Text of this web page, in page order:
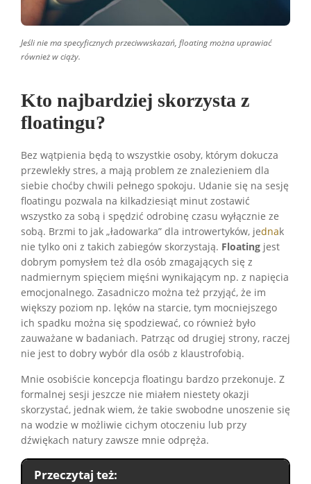
Jeśli nie ma specyficznych przeciwwskazań, floating można uprawiać
również w ciąży.
Kto najbardziej skorzysta z
floatingu?
Bez wątpienia będą to wszystkie osoby, którym dokucza
przewlekły stres, a mają problem ze znalezieniem dla
siebie choćby chwili pełnego spokoju. Udanie się na sesję
floatingu pozwala na kilkadziesiąt minut zostawić
wszystko za sobą i spędzić odrobinę czasu wyłącznie ze
sobą. Brzmi to jak „ładowarka” dla introwertyków, jednak
nie tylko oni z takich zabiegów skorzystają. Floating jest
dobrym pomysłem też dla osób zmagających się z
nadmiernym spięciem mięśni wynikającym np. z napięcia
emocjonalnego. Zasadniczo można też przyjąć, że im
większy poziom np. lęków na starcie, tym mocniejszego
ich spadku można się spodziewać, co również było
zauważane w badaniach. Patrząc od drugiej strony, raczej
nie jest to dobry wybór dla osób z klaustrofobią.
Mnie osobiście koncepcja floatingu bardzo przekonuje. Z
formalnej sesji jeszcze nie miałem niestety okazji
skorzystać, jednak wiem, że takie swobodne unoszenie się
na wodzie w możliwie cichym otoczeniu lub przy
dźwiękach natury zawsze mnie odpręża.
Przeczytaj też: